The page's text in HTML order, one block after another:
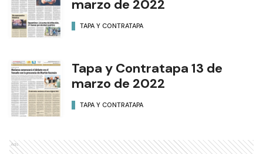
marzo de 2022
TAPA Y CONTRATAPA
Tapa y Contratapa 13 de
marzo de 2022
TAPA Y CONTRATAPA
Ads